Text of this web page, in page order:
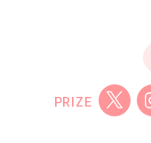
PRIZE